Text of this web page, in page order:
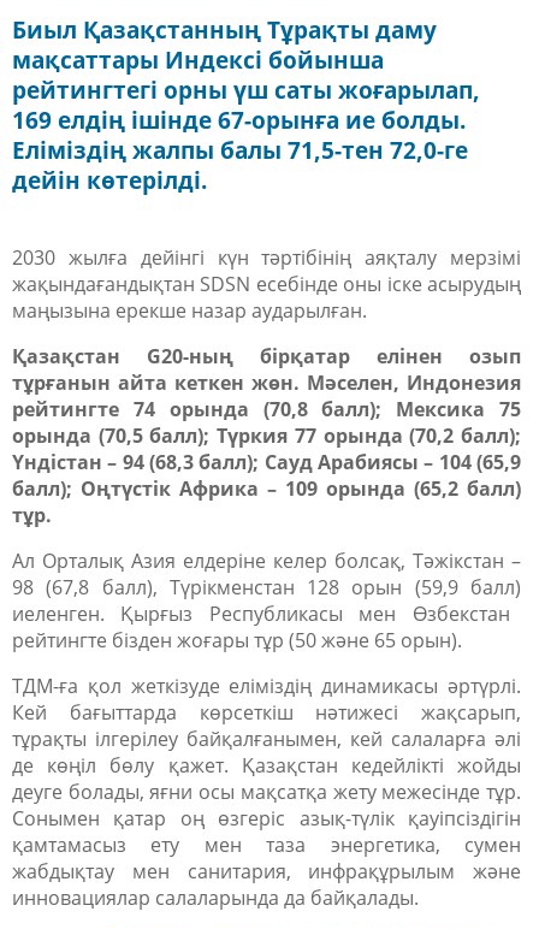
Биыл Қазақстанның Тұрақты даму
мақсаттары Индексі бойынша
рейтингтегі орны үш саты жоғарылап,
169 елдің ішінде 67-орынға ие болды.
Еліміздің жалпы балы 71,5-тен 72,0-ге
дейін көтерілді.
2030 жылға дейінгі күн тәртібінің аяқталу мерзімі
жақындағандықтан SDSN есебінде оны іске асырудың
маңызына ерекше назар аударылған.
Қазақстан G20-ның бірқатар елінен озып
тұрғанын айта кеткен жөн. Мәселен, Индонезия
рейтингте 74 орында (70,8 балл); Мексика 75
орында (70,5 балл); Түркия 77 орында(70,2 балл);
Үндістан – 94(68,3 балл); Сауд Арабиясы – 104(65,9
балл); Оңтүстік Африка – 109 орында (65,2 балл)
тұр.
Ал Орталық Азия елдеріне келер болсақ, Тәжікстан –
98(67,8 балл), Түрікменстан 128 орын (59,9 балл)
иеленген. Қырғыз Республикасы мен Өзбекстан
рейтингте бізден жоғары тұр (50 және 65 орын).
ТДМ-ға қол жеткізуде еліміздің динамикасы әртүрлі.
Кей бағыттарда көрсеткіш нәтижесі жақсарып,
тұрақты ілгерілеу байқалғанымен, кей салаларға әлі
де көңіл бөлу қажет. Қазақстан кедейлікті жойды
деуге болады, яғни осы мақсатқа жету межесінде тұр.
Сонымен қатар оң өзгеріс азық-түлік қауіпсіздігін
қамтамасыз ету мен таза энергетика, сумен
жабдықтау мен санитария, инфрақұрылым және
инновациялар салаларында да байқалады.